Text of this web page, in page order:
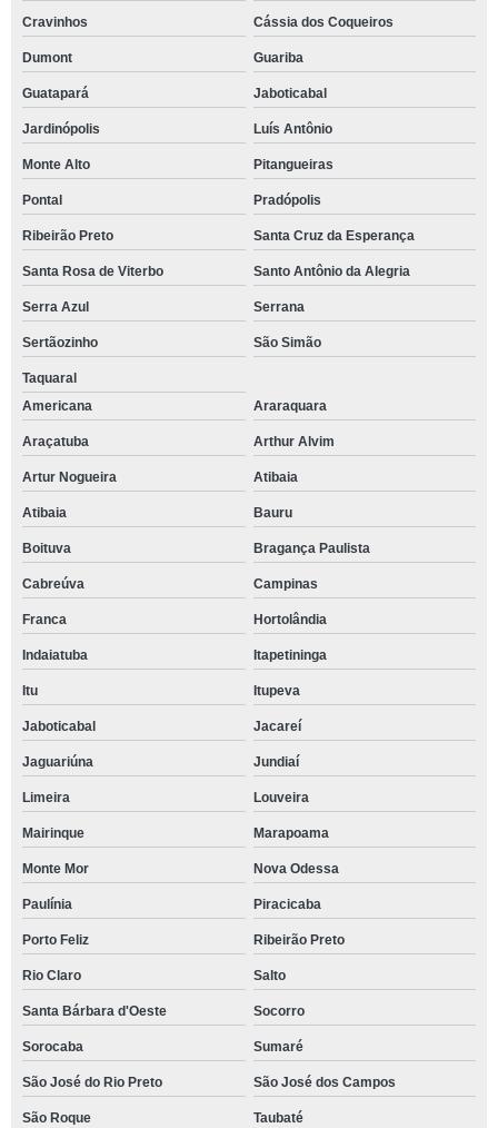
Cravinhos Cássia dos Coqueiros
Dumont Guariba
Guatapará Jaboticabal
Jardinópolis Luís Antônio
Monte Alto Pitangueiras
Pontal Pradópolis
Ribeirão Preto Santa Cruz da Esperança
Santa Rosa de Viterbo Santo Antônio da Alegria
Serra Azul Serrana
Sertãozinho São Simão
Taquaral
Americana
Araraquara
Araçatuba Arthur Alvim
Artur Nogueira Atibaia
Atibaia Bauru
Boituva Bragança Paulista
Cabreúva Campinas
Franca Hortolândia
Indaiatuba Itapetininga
Itu Itupeva
Jaboticabal Jacareí
Jaguariúna Jundiaí
Limeira Louveira
Mairinque Marapoama
Monte Mor Nova Odessa
Paulínia Piracicaba
Porto Feliz Ribeirão Preto
Rio Claro Salto
Santa Bárbara d'Oeste Socorro
Sorocaba Sumaré
São José do Rio Preto São José dos Campos
São Roque Taubaté